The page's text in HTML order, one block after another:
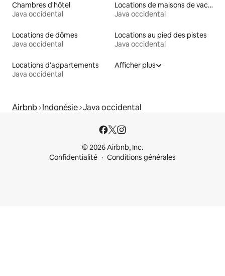
Chambres d'hôtel
Java occidental
Locations de maisons de vacances
Java occidental
Locations de dômes
Java occidental
Locations au pied des pistes
Java occidental
Locations d'appartements
Java occidental
Afficher plus
Airbnb Indonésie Java occidental
© 2026 Airbnb, Inc.
Confidentialité
Conditions générales